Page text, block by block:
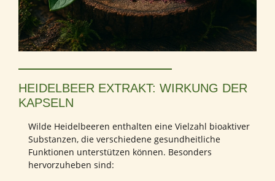
HEIDELBEER EXTRAKT: WIRKUNG DER
KAPSELN
Wilde Heidelbeeren enthalten eine Vielzahl bioaktiver
Substanzen, die verschiedene gesundheitliche
Funktionen unterstützen können. Besonders
hervorzuheben sind: